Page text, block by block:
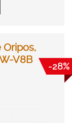
V8B
-28%